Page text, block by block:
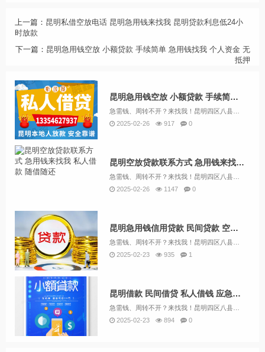
上一篇： 昆明私借空放电话 昆明急用钱来找我 昆明贷款利息低24小
时放款
下一篇： 昆明急用钱空放 小额贷款 手续简单 急用钱找我 个人资金 无
抵押
昆明急用钱空放 小额贷款 手续简单 急用钱找我 个人资金 无抵押
急需钱、周转不开？来找我！昆明四区八县资金周转，急用钱，短期借款，马上就能拿到钱133/5462/7937（微信同号）个人借款认准融鑫投资！昆明个人借款，个人借钱。个人借钱，本地紧急借款，昆明个人贷款，昆明放款 昆明借贷，昆明短借 昆明应急...
2025-02-26
917 0
昆明空放贷款联系方式 急用钱来找我 私人借款 随借随还
2025-02-26
1147 0
昆明急用钱信用贷款 民间贷款 空放一手资金 快速下款
2025-02-23
935 1
昆明借款 民间借贷 私人借钱 应急借款个人借款 当天放款
2025-02-23
894 0